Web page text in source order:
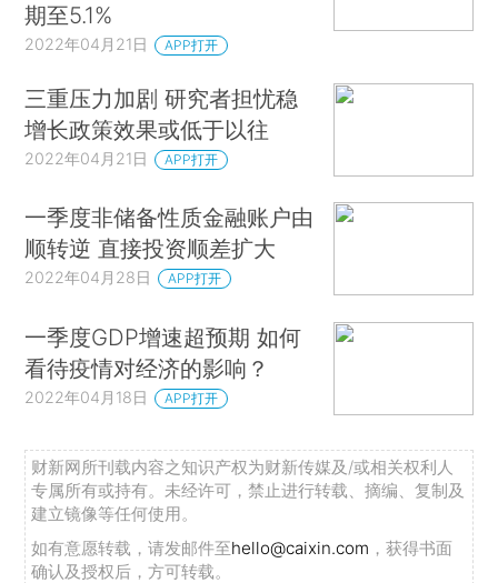
期至5.1%
2022年04月21日 APP打开
三重压力加剧 研究者担忧稳
增长政策效果或低于以往
2022年04月21日 APP打开
一季度非储备性质金融账户由
顺转逆 直接投资顺差扩大
2022年04月28日 APP打开
一季度GDP增速超预期 如何
看待疫情对经济的影响？
2022年04月18日 APP打开
财新网所刊载内容之知识产权为财新传媒及/或相关权利人
专属所有或持有。未经许可，禁止进行转载、摘编、复制及
建立镜像等任何使用。
如有意愿转载，请发邮件至hello@caixin.com ，获得书面
确认及授权后，方可转载。